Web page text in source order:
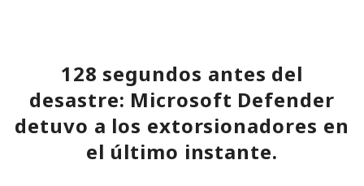
128 segundos antes del
desastre: Microsoft Defender
detuvo a los extorsionadores en
el último instante.